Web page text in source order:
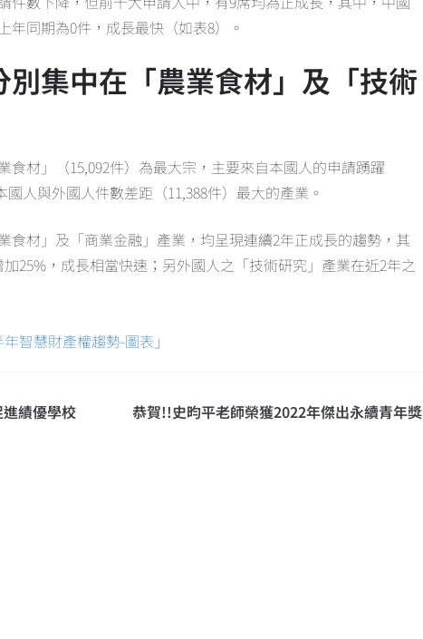
年同期為0件，成長最快（如表8）。
集中在「農業食材」及「技術
食材」（15,092件）為最大宗，主要來自本國人的申請踴躍
國人與外國人件數差距（11,388件）最大的產業。
食材」及「商業金融」產業，均呈現連續2年正成長的趨勢，其
25%，成長相當快速；另外國人之「技術研究」產業在近2年之
智慧財產權趨勢-圖表 」
績優學校 恭賀!!史昀平老師榮獲2022年傑出永續青年獎